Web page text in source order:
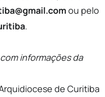
ou pelo
.
informações da
de Curitiba